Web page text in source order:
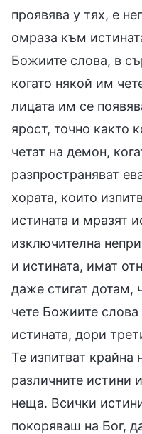
проявява у тях, е
омраза към
Божиите слова, в
когато някой им
лицата им се
ярост, точно както
четат на демон,
разпространяват
хората, които
истината и мразят
изключителна
и истината, имат
даже стигат дотам,
чете Божиите
истината, дори
Те изпитват крайна
различните истини
неща. Всички
покоряваш на Бог,